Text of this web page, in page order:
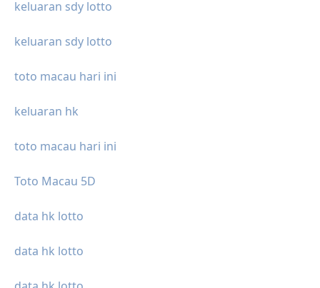
keluaran sdy lotto
keluaran sdy lotto
toto macau hari ini
keluaran hk
toto macau hari ini
Toto Macau 5D
data hk lotto
data hk lotto